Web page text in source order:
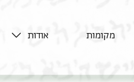
מקומות אודות